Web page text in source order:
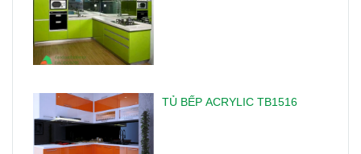
TỦ BẾP ACRYLIC TB1516